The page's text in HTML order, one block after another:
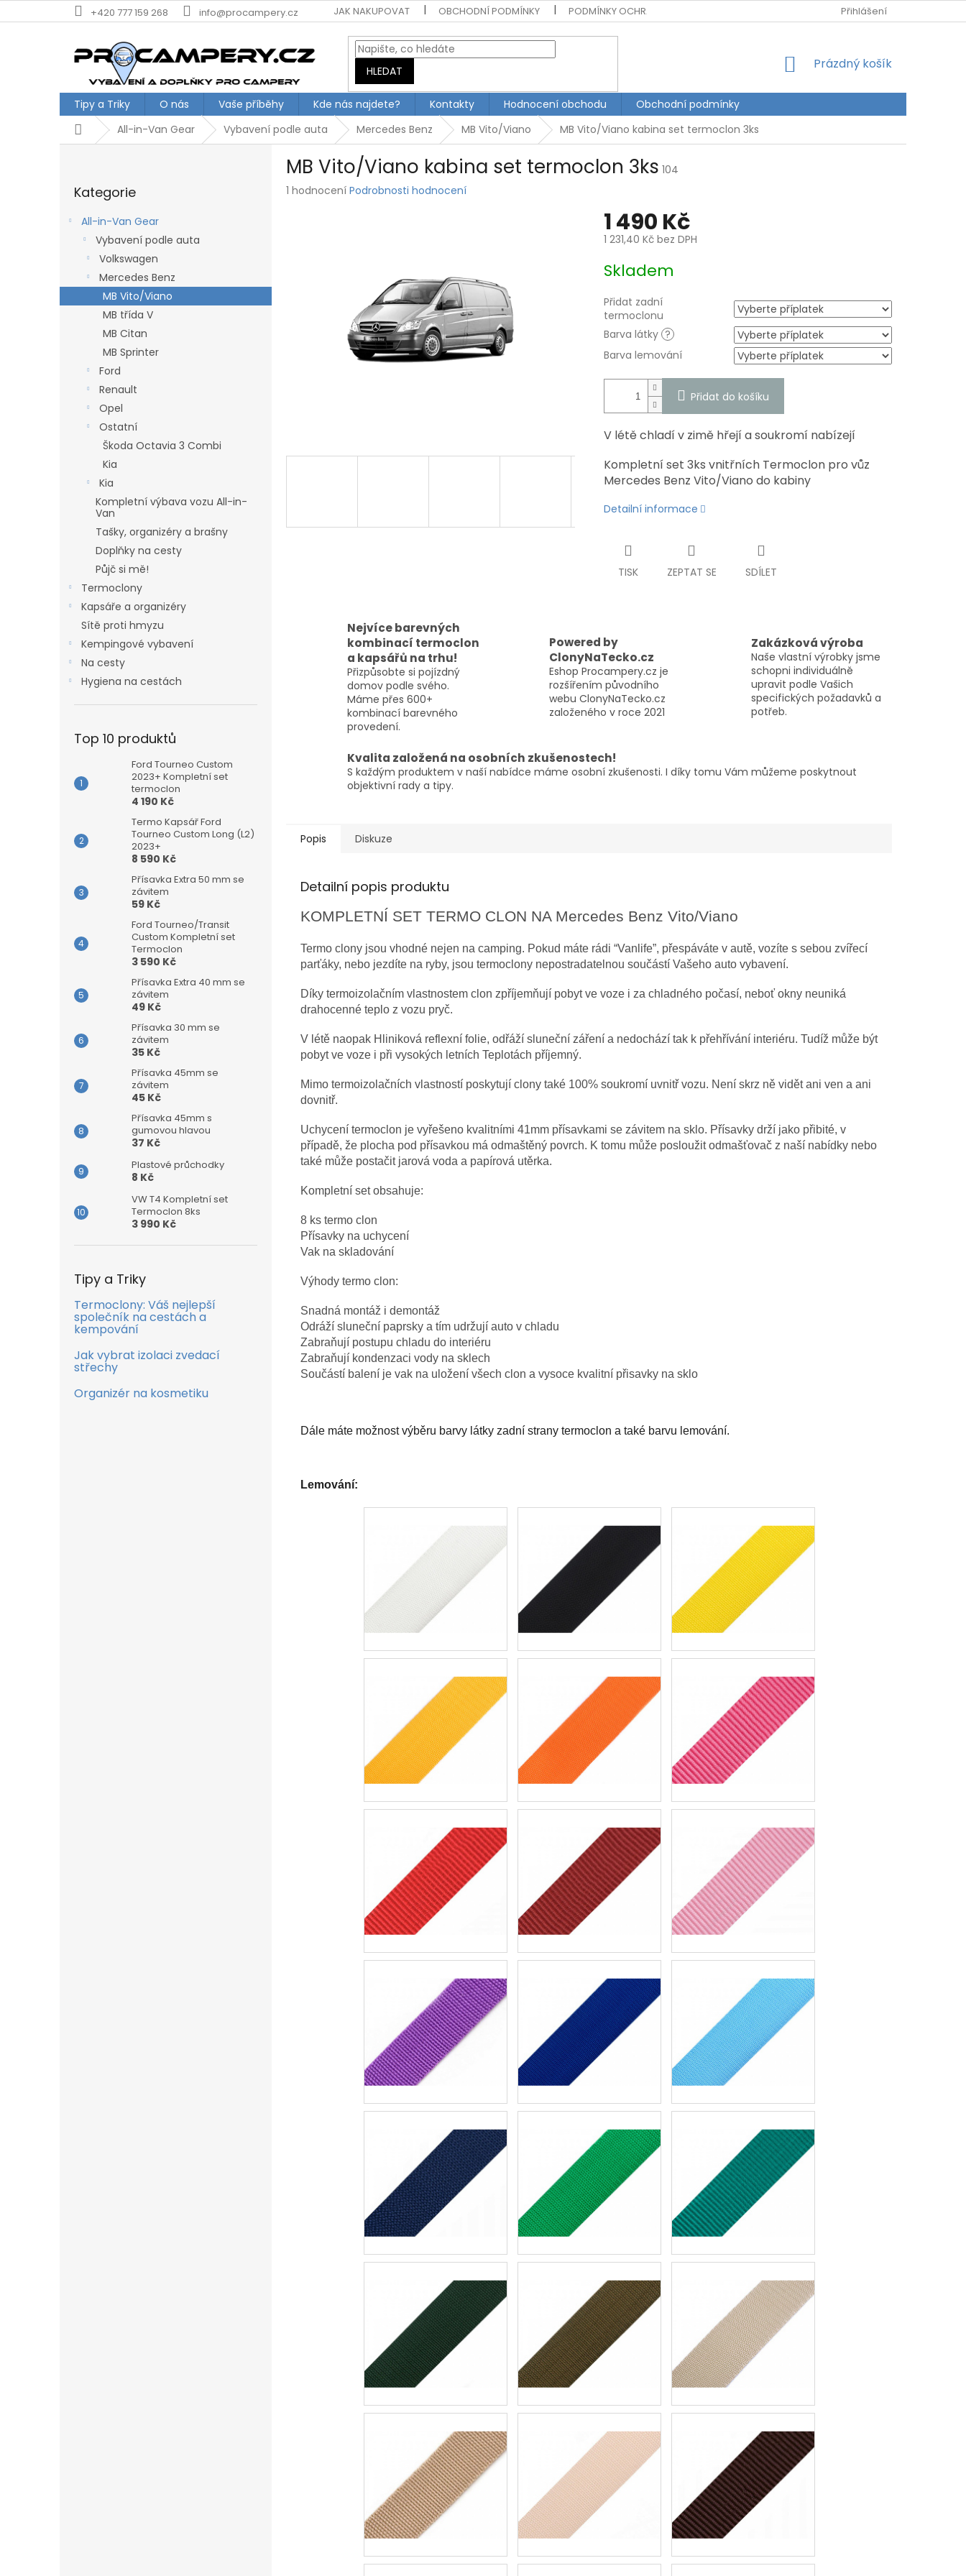
na
+420 777 159 268 info@procampery.cz JAK NAKUPOVAT OBCHODNÍ PODMÍNKY PODMÍNKY OCHRANY OSOBNÍCH ÚDAJŮ Přihlášení
HLEDAT
NÁKUPNÍ
Prázdný košík
Tipy a Triky O nás Vaše příběhy Kde nás najdete? Kontakty Hodnocení obchodu
Obchodní podmínky
DomůAll-in-Van Gear Vybavení podle auta Mercedes Benz MB Vito/Viano MB Vito/Viano kabina set termoclon 3ks
a
kategorie
Kategorie
All-in-Van Gear
Vybavení podle auta
Volkswagen
Mercedes Benz
MB Vito/Viano
MB třída V
MB Citan
MB Sprinter
Ford
Renault
Opel
Ostatní
Škoda Octavia 3 Combi
Kia
Kia
Kompletní výbava vozu All-in-
Van
Tašky, organizéry a brašny
Doplňky na cesty
Půjč si mě!
Termoclony
Kapsáře a organizéry
Sítě proti hmyzu
Kempingové vybavení
Na cesty
Hygiena na cestách
Top 10 produktů
Ford Tourneo Custom
2023+ Kompletní set
termoclon
4 190 Kč
Termo Kapsář Ford
Tourneo Custom Long (L2)
2023+
8 590 Kč
Přísavka Extra 50 mm se
závitem
59 Kč
Ford Tourneo/Transit
Custom Kompletní set
Termoclon
3 590 Kč
Přísavka Extra 40 mm se
závitem
49 Kč
Přísavka 30 mm se
závitem
35 Kč
Přísavka 45mm se
závitem
45 Kč
Přísavka 45mm s
gumovou hlavou
37 Kč
Plastové průchodky
8 Kč
VW T4 Kompletní set
Termoclon 8ks
3 990 Kč
Tipy a Triky
Termoclony: Váš nejlepší
společník na cestách a
kempování
Jak vybrat izolaci zvedací
střechy
Organizér na kosmetiku
MB Vito/Viano kabina set termoclon 3ks 104
Průměrné
1 hodnocení Podrobnosti hodnocení
1 490 Kč
1 231,40 Kčbez DPH
cena:
Skladem
Přidat zadní
termoclonu
Barva látky ?
Barva lemování
Přidat do košíku
V létě chladí v zimě hřejí a soukromí nabízejí
Kompletní set 3ks vnitřních Termoclon pro vůz
Mercedes Benz Vito/Viano do kabiny
Detailní informace
TISK ZEPTAT SE SDÍLET
Nejvíce barevných
kombinací termoclon
a kapsářů na trhu!
Přizpůsobte si pojízdný
domov podle svého.
Máme přes 600+
kombinací barevného
provedení.
Powered by
ClonyNaTecko.cz
Eshop Procampery.cz je
rozšířením původního
webu ClonyNaTecko.cz
založeného v roce 2021
Zakázková výroba
Naše vlastní výrobky jsme
schopni individuálně
upravit podle Vašich
specifických požadavků a
potřeb.
Kvalita založená na osobních zkušenostech!
S každým produktem v naší nabídce máme osobní zkušenosti. I díky tomu Vám můžeme poskytnout
objektivní rady a tipy.
Popis Diskuze
Detailní popis produktu
KOMPLETNÍ SET TERMO CLON NA Mercedes Benz Vito/Viano
Termo clony jsou vhodné nejen na camping. Pokud máte rádi “Vanlife”, přespáváte v autě, vozíte s sebou zvířecí
parťáky, nebo jezdíte na ryby, jsou termoclony nepostradatelnou součástí Vašeho auto vybavení.
Díky termoizolačním vlastnostem clon zpříjemňují pobyt ve voze i za chladného počasí, neboť okny neuniká
drahocenné teplo z vozu pryč.
V létě naopak Hliniková reflexní folie, odřáží sluneční záření a nedochází tak k přehřívání interiéru. Tudíž může být
pobyt ve voze i při vysokých letních Teplotách příjemný.
Mimo termoizolačních vlastností poskytují clony také 100% soukromí uvnitř vozu. Není skrz ně vidět ani ven a ani
dovnitř.
Uchycení termoclon je vyřešeno kvalitními 41mm přísavkami se závitem na sklo. Přísavky drží jako přibité, v
případě, že plocha pod přísavkou má odmaštěný povrch. K tomu může posloužit odmašťovač z naší nabídky nebo
také může postačit jarová voda a papírová utěrka.
Kompletní set obsahuje:
8 ks termo clon
Přísavky na uchycení
Vak na skladování
Výhody termo clon:
Snadná montáž i demontáž
Odráží sluneční paprsky a tím udržují auto v chladu
Zabraňují postupu chladu do interiéru
Zabraňují kondenzaci vody na sklech
Součástí balení je vak na uložení všech clon a vysoce kvalitní přisavky na sklo
Dále máte možnost výběru barvy látky zadní strany termoclon a také barvu lemování.
Lemování: